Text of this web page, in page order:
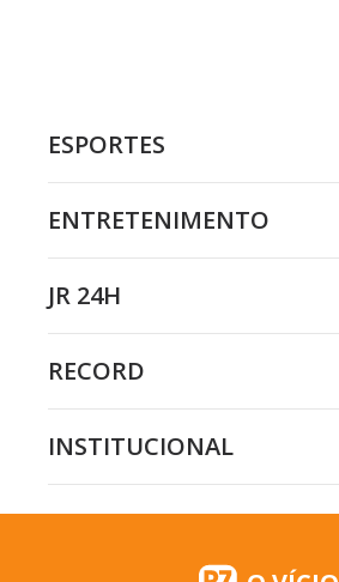
ESPORTES
ENTRETENIMENTO
JR 24H
RECORD
INSTITUCIONAL